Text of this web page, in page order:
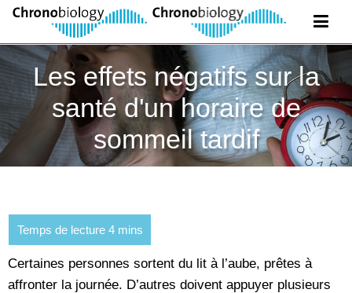
Les effets négatifs sur la
santé d'un horaire de
sommeil tardif
Certaines personnes sortent du lit à l’aube, prêtes à
affronter la journée. D’autres doivent appuyer plusieurs